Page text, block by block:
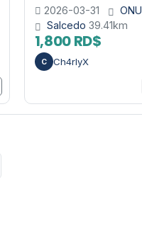
2026-03-31
ONU
Salcedo 39.41km
1,800 RD$
C Ch4rlyX